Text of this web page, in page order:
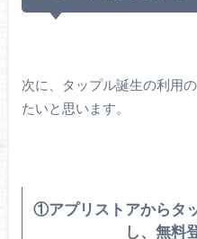
次に、タップル誕生の利用
たいと思います。
①アプリストアからタ
し、無料